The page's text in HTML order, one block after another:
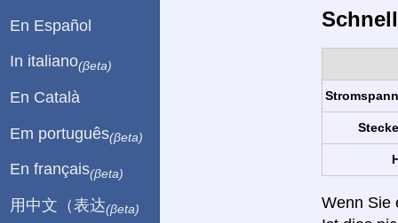
Wenn Sie
En Español
In italiano(βeta)
En Català
Em português(βeta)
En français(βeta)
用中文（表达(βeta)